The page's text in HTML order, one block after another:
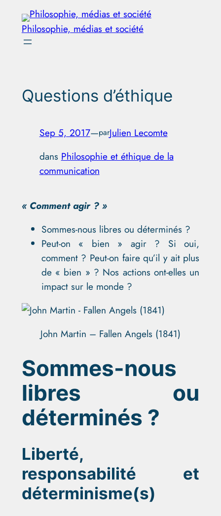
Aller
contenu
Philosophie, médias et société
Questions d’éthique
Sep 5, 2017—parJulien Lecomte
dans Philosophie et éthique de la
communication
« Comment agir ? »
Sommes-nous libres ou déterminés ?
Peut-on « bien » agir ? Si oui,
comment ? Peut-on faire qu’il y ait plus
de « bien » ? Nos actions ont-elles un
impact sur le monde ?
John Martin – Fallen Angels (1841)
Sommes-nous
libres ou
déterminés ?
Liberté,
responsabilité et
déterminisme(s)